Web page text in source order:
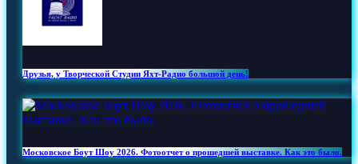
Друзья, у Творческой Студии Яхт‑Радио большой день!
Московское Боут Шоу 2026. Фотоотчет о прошедшей выставке. Как это было.